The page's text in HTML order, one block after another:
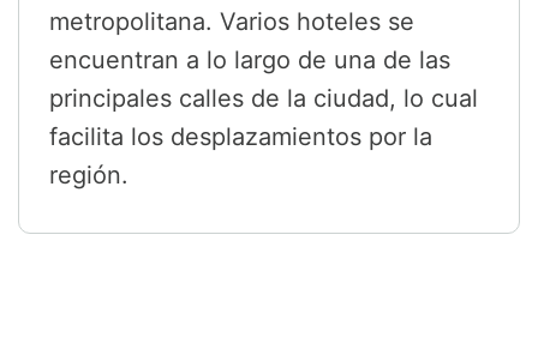
metropolitana. Varios hoteles se
encuentran a lo largo de una de las
principales calles de la ciudad, lo cual
facilita los desplazamientos por la
región.